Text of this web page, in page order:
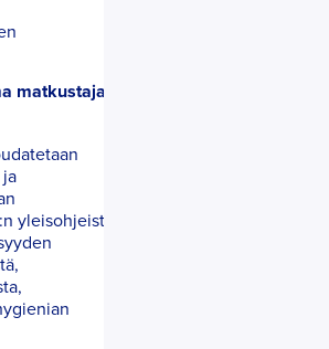
matkustajaliikenteelle satamien
yleisohjeistusta